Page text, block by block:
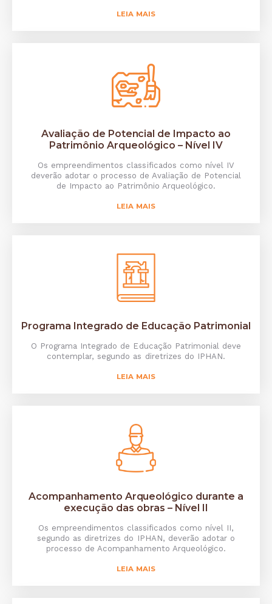
LEIA MAIS
Avaliação de Potencial de Impacto ao
Patrimônio Arqueológico – Nível IV
Os empreendimentos classificados como nível IV
deverão adotar o processo de Avaliação de Potencial
de Impacto ao Patrimônio Arqueológico.
LEIA MAIS
Programa Integrado de Educação Patrimonial
O Programa Integrado de Educação Patrimonial deve
contemplar, segundo as diretrizes do IPHAN.
LEIA MAIS
Acompanhamento Arqueológico durante a
execução das obras – Nível II
Os empreendimentos classificados como nível II,
segundo as diretrizes do IPHAN, deverão adotar o
processo de Acompanhamento Arqueológico.
LEIA MAIS